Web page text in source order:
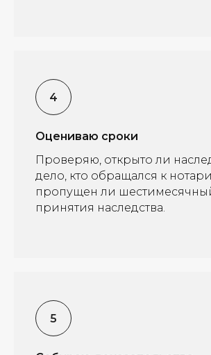
Оцениваю сроки
Проверяю, открыто ли
дело, кто обращался к
пропущен ли
принятия наследства.